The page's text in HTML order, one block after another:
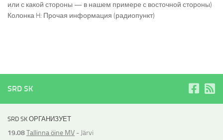
или с какой стороны — в нашем примере с восточной стороны)
Колонка H: Прочая информация (радиопункт)
SRD SK
SRD SK ОРГАНИЗУЕТ
19.08Tallinna öine MV - Järvi